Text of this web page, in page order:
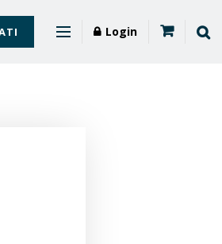
Login